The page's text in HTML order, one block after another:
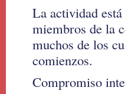
La actividad
miembros de la
muchos de los
comienzos.
Compromiso